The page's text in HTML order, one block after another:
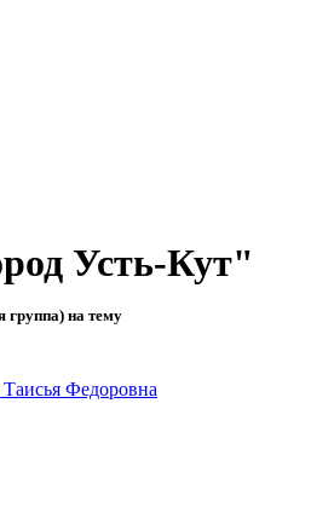
Усть-Кут"
группа) на тему
Федоровна